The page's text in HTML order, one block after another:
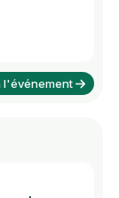
l'événement